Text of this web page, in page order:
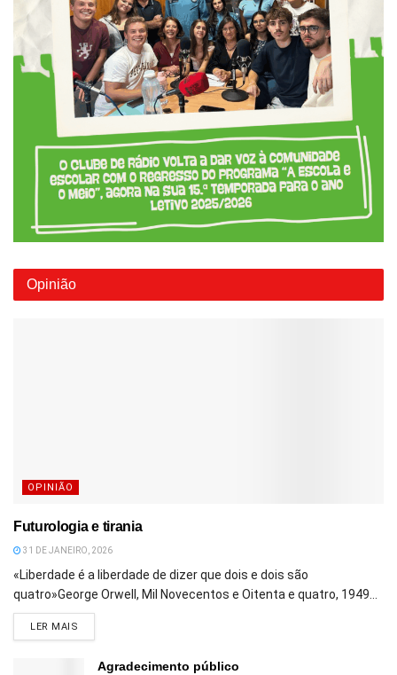
Opinião
OPINIÃO
Futurologia e tirania
31 DE JANEIRO, 2026
«Liberdade é a liberdade de dizer que dois e dois são
quatro»George Orwell, Mil Novecentos e Oitenta e quatro, 1949...
LER MAIS
Agradecimento público